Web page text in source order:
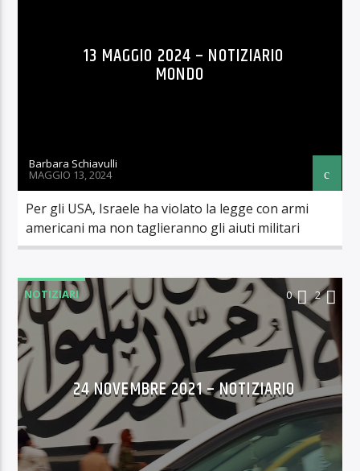
13 MAGGIO 2024 – NOTIZIARIO
MONDO
Barbara Schiavulli
MAGGIO 13, 2024
Per gli USA, Israele ha violato la legge con armi
americani ma non taglieranno gli aiuti militari
NOTIZIARI 0 2
24 NOVEMBRE 2021 – NOTIZIARIO